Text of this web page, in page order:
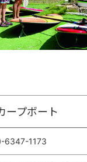
ープボート
6347-1173